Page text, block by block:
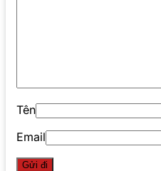
Tên
Email